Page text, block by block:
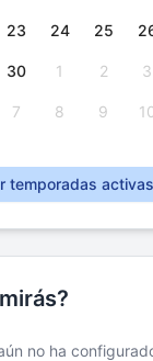
23 24 25
30 1 2 3
7 8 9
temporadas activas
no ha